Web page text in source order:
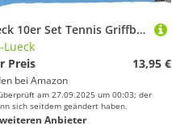
G-Lueck 10er Set Tennis Griffband (sehr griffig) | 0,50-0,60mm Stärke | Overgrip für Squash Badminton Schläger & Kicker inkl. selbstklebendes Abschlußband | Anti-Rutsch (Blau)
Lueck
Preis
13,95 €
bei Amazon
am 27.09.2025 um 00:03; der
sich seitdem geändert haben.
Anbieter